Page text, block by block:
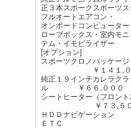
正３本スポークスポーツス
フルオートエアコン・
オンボードコンピュータ
ローブボックス・室内モ
テム・イモビライザー
[オプション]
スポーツクロノパ
￥１４１,０
純正１９インチカレラク
ル ￥６６,０００
シートヒーター（フロ
￥７３,５０
ＨＤＤナビゲーション
ＥＴＣ